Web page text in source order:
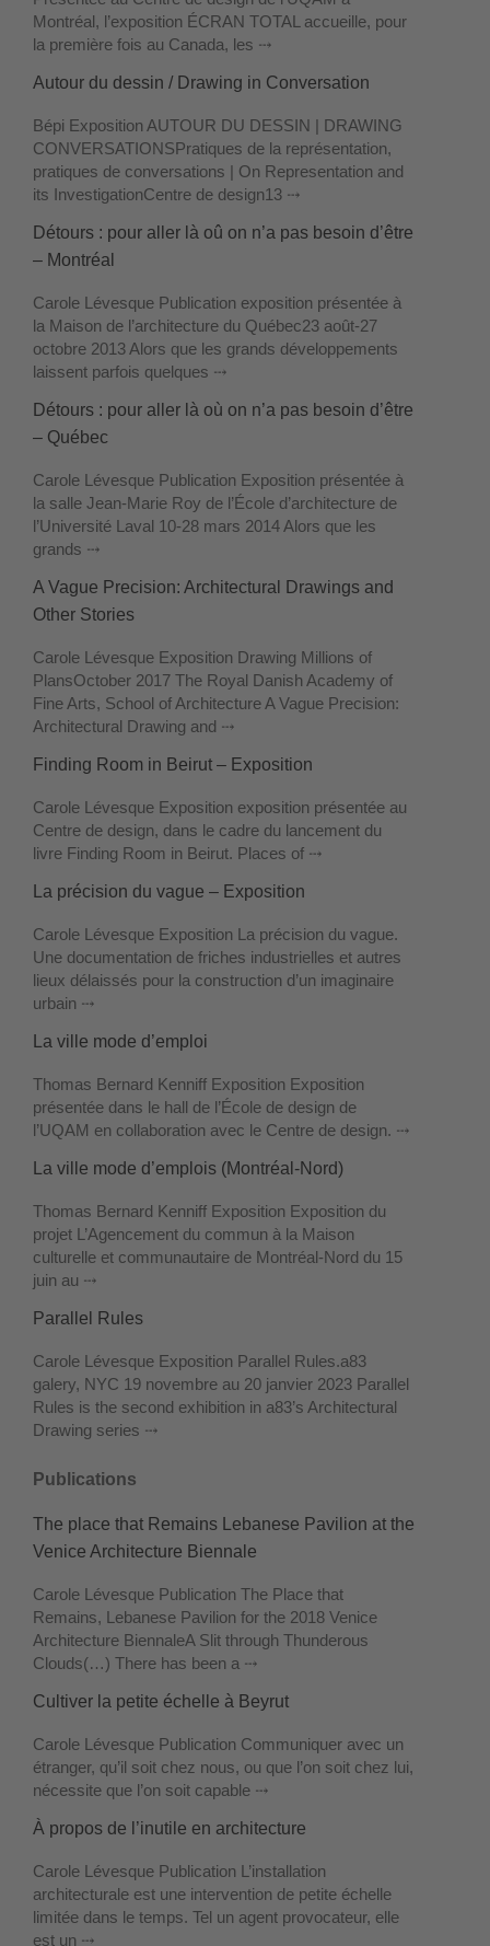
Montréal, l’exposition ÉCRAN TOTAL accueille, pour
la première fois au Canada, les ⤏
Autour du dessin / Drawing in Conversation
Bépi Exposition AUTOUR DU DESSIN | DRAWING
CONVERSATIONSPratiques de la représentation,
pratiques de conversations | On Representation and
its InvestigationCentre de design13 ⤏
Détours : pour aller là oû on n’a pas besoin d’être
– Montréal
Carole Lévesque Publication exposition présentée à
la Maison de l’architecture du Québec23 août-27
octobre 2013 Alors que les grands développements
laissent parfois quelques ⤏
Détours : pour aller là où on n’a pas besoin d’être
– Québec
Carole Lévesque Publication Exposition présentée à
la salle Jean-Marie Roy de l’École d’architecture de
l’Université Laval 10-28 mars 2014 Alors que les
grands ⤏
A Vague Precision: Architectural Drawings and
Other Stories
Carole Lévesque Exposition Drawing Millions of
PlansOctober 2017 The Royal Danish Academy of
Fine Arts, School of Architecture A Vague Precision:
Architectural Drawing and ⤏
Finding Room in Beirut – Exposition
Carole Lévesque Exposition exposition présentée au
Centre de design, dans le cadre du lancement du
livre Finding Room in Beirut. Places of ⤏
La précision du vague – Exposition
Carole Lévesque Exposition La précision du vague.
Une documentation de friches industrielles et autres
lieux délaissés pour la construction d’un imaginaire
urbain ⤏
La ville mode d’emploi
Thomas Bernard Kenniff Exposition Exposition
présentée dans le hall de l’École de design de
l’UQAM en collaboration avec le Centre de design. ⤏
La ville mode d’emplois (Montréal-Nord)
Thomas Bernard Kenniff Exposition Exposition du
projet L’Agencement du commun à la Maison
culturelle et communautaire de Montréal-Nord du 15
juin au ⤏
Parallel Rules
Carole Lévesque Exposition Parallel Rules.a83
galery, NYC 19 novembre au 20 janvier 2023 Parallel
Rules is the second exhibition in a83’s Architectural
Drawing series ⤏
Publications
The place that Remains Lebanese Pavilion at the
Venice Architecture Biennale
Carole Lévesque Publication The Place that
Remains, Lebanese Pavilion for the 2018 Venice
Architecture Biennale​ A Slit through Thunderous
Clouds ​(…) There has been a ⤏
Cultiver la petite échelle à Beyrut
Carole Lévesque Publication Communiquer avec un
étranger, qu’il soit chez nous, ou que l’on soit chez lui,
nécessite que l’on soit capable ⤏
À propos de l’inutile en architecture
Carole Lévesque Publication L’installation
architecturale est une intervention de petite échelle
limitée dans le temps. Tel un agent provocateur, elle
est un ⤏